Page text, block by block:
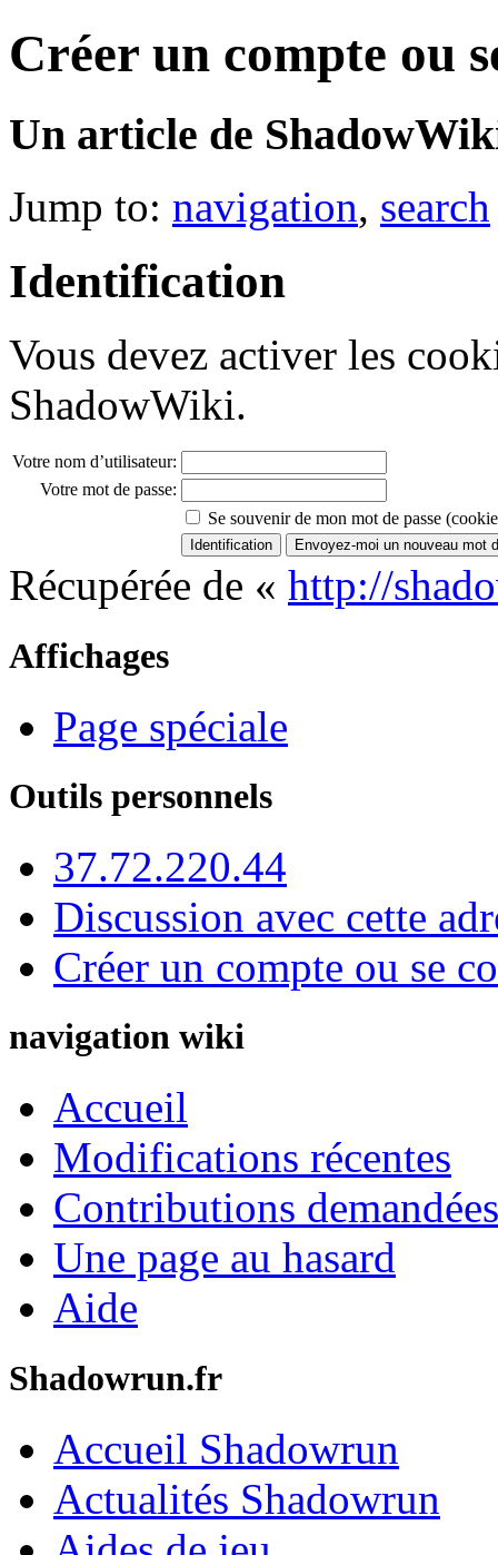
Créer un compte ou
Un article de
Jump to: navigation, search
Identification
Vous devez activer les
ShadowWiki.
Votre nom d’utilisateur:
Votre mot de passe:
Se souvenir de mon mot de passe
Récupérée de « http://
Affichages
Page spéciale
Outils personnels
37.72.220.44
Discussion avec cette
Créer un compte ou se
navigation wiki
Accueil
Modifications récentes
Contributions
Une page au hasard
Aide
Shadowrun.fr
Accueil Shadowrun
Actualités Shadowrun